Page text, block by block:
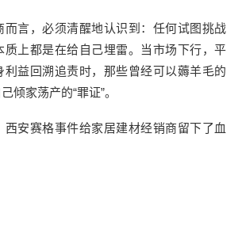
而言，必须清醒地认识到：任何试图挑战
质上都是在给自己埋雷。当市场下行，平
利益回溯追责时，那些曾经可以薅羊毛的
倾家荡产的“罪证”。
西安赛格事件给家居建材经销商留下了 血